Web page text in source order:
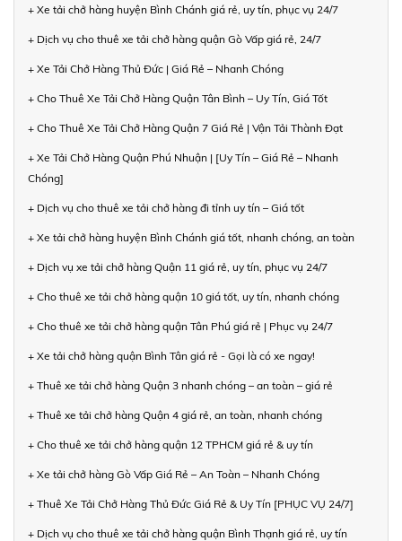
+ Xe tải chở hàng huyện Bình Chánh giá rẻ, uy tín, phục vụ 24/7
+ Dịch vụ cho thuê xe tải chở hàng quận Gò Vấp giá rẻ, 24/7
+ Xe Tải Chở Hàng Thủ Đức | Giá Rẻ – Nhanh Chóng
+ Cho Thuê Xe Tải Chở Hàng Quận Tân Bình – Uy Tín, Giá Tốt
+ Cho Thuê Xe Tải Chở Hàng Quận 7 Giá Rẻ | Vận Tải Thành Đạt
+ Xe Tải Chở Hàng Quận Phú Nhuận | [Uy Tín – Giá Rẻ – Nhanh
Chóng]
+ Dịch vụ cho thuê xe tải chở hàng đi tỉnh uy tín – Giá tốt
+ Xe tải chở hàng huyện Bình Chánh giá tốt, nhanh chóng, an toàn
+ Dịch vụ xe tải chở hàng Quận 11 giá rẻ, uy tín, phục vụ 24/7
+ Cho thuê xe tải chở hàng quận 10 giá tốt, uy tín, nhanh chóng
+ Cho thuê xe tải chở hàng quận Tân Phú giá rẻ | Phục vụ 24/7
+ Xe tải chở hàng quận Bình Tân giá rẻ - Gọi là có xe ngay!
+ Thuê xe tải chở hàng Quận 3 nhanh chóng – an toàn – giá rẻ
+ Thuê xe tải chở hàng Quận 4 giá rẻ, an toàn, nhanh chóng
+ Cho thuê xe tải chở hàng quận 12 TPHCM giá rẻ & uy tín
+ Xe tải chở hàng Gò Vấp Giá Rẻ – An Toàn – Nhanh Chóng
+ Thuê Xe Tải Chở Hàng Thủ Đức Giá Rẻ & Uy Tín [PHỤC VỤ 24/7]
+ Dịch vụ cho thuê xe tải chở hàng quận Bình Thạnh giá rẻ, uy tín